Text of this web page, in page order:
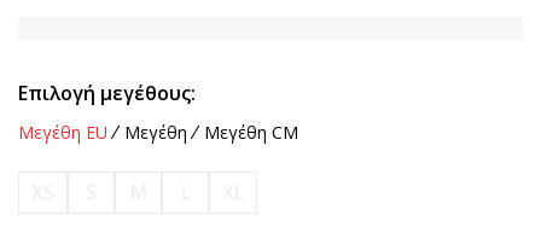
Επιλογή μεγέθους:
Μεγέθη EU Μεγέθη Μεγέθη CM